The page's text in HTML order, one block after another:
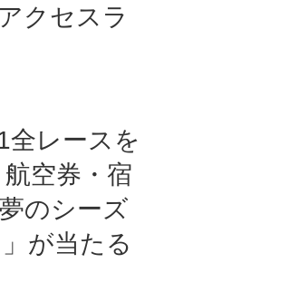
クセスラ
全レースを
空券・宿
のシーズ
が当たる